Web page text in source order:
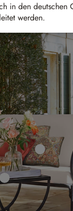
in den deutschen
werden.